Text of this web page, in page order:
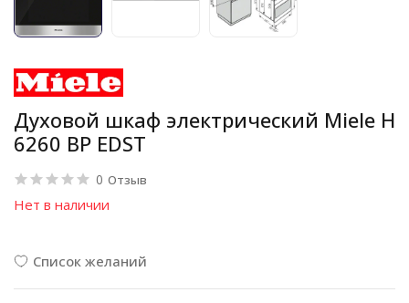
Духовой шкаф электрический Miele H
6260 BP EDST
0 Отзыв
Нет в наличии
Список желаний